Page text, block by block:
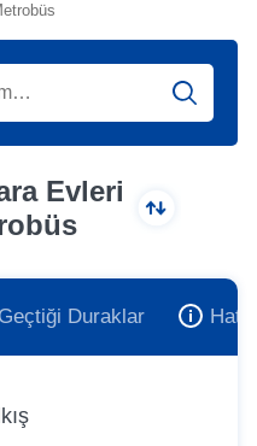
Evleri
Geçtiği Duraklar Hat